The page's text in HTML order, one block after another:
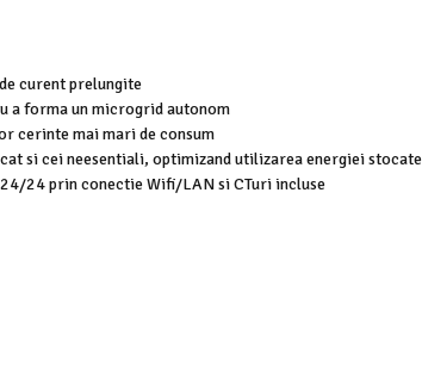
curent prelungite
a forma un microgrid autonom
cerinte mai mari de consum
si cei neesentiali, optimizand utilizarea energiei stocate
24 prin conectie Wifi/LAN si CTuri incluse